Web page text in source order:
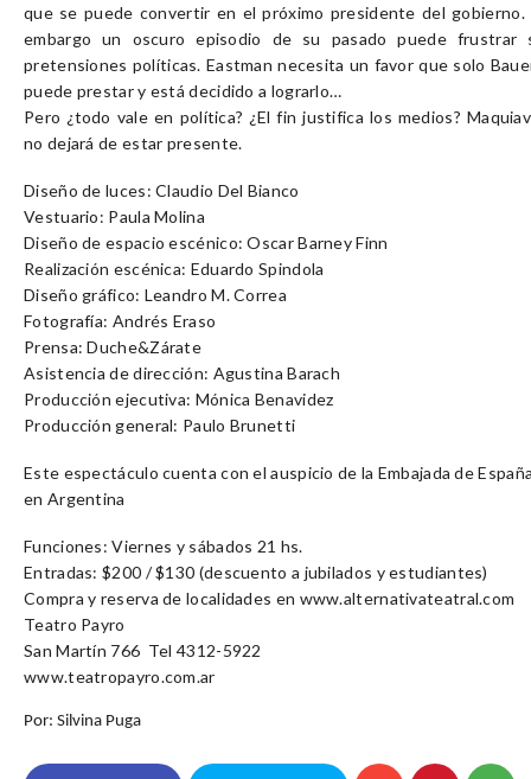
que se puede convertir en el próximo presidente del gobierno.
embargo un oscuro episodio de su pasado puede frustrar
pretensiones políticas. Eastman necesita un favor que solo
puede prestar y está decidido a lograrlo…
Pero ¿todo vale en política? ¿El fin justifica los medios?
no dejará de estar presente.
Diseño de luces: Claudio Del Bianco
Vestuario: Paula Molina
Diseño de espacio escénico: Oscar Barney Finn
Realización escénica: Eduardo Spindola
Diseño gráfico: Leandro M. Correa
Fotografía: Andrés Eraso
Prensa: Duche&Zárate
Asistencia de dirección: Agustina Barach
Producción ejecutiva: Mónica Benavidez
Producción general: Paulo Brunetti
Este espectáculo cuenta con el auspicio de la Embajada de
en Argentina
Funciones:Viernes y sábados 21 hs.
Entradas: $200 / $130 (descuento a jubilados y estudiantes)
Compra y reserva de localidades en www.alternativateatral.com
Teatro Payro
San Martín 766 Tel 4312-5922
www.teatropayro.com.ar
Por: Silvina Puga